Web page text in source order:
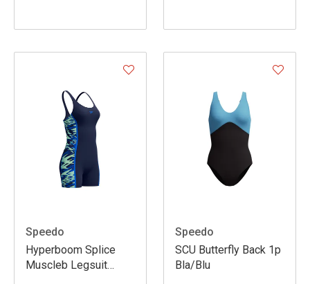
Speedo
Hyperboom Splice
Muscleb Legsuit
Speedo
SCU Butterfly Back 1p
Bla/Blu